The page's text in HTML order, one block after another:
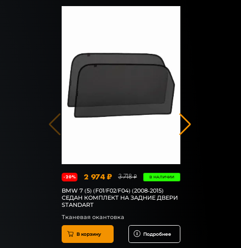
-20% 2 974 ₽ 3 718 ₽ В НАЛИЧИИ
BMW 7 (5) (F01/F02/F04) (2008-2015)
СЕДАН КОМПЛЕКТ НА ЗАДНИЕ ДВЕРИ
STANDART
Тканевая окантовка
В корзину Подробнее